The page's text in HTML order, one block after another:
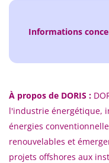
Informations
À propos de DORIS :
l'industrie énergétique,
énergies
renouvelables et
projets offshores aux